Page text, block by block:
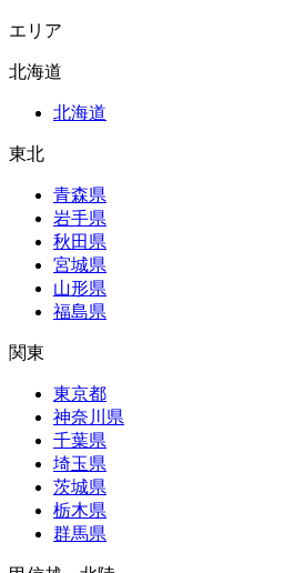
エリア
北海道
北海道
東北
青森県
岩手県
秋田県
宮城県
山形県
福島県
関東
東京都
神奈川県
千葉県
埼玉県
茨城県
栃木県
群馬県